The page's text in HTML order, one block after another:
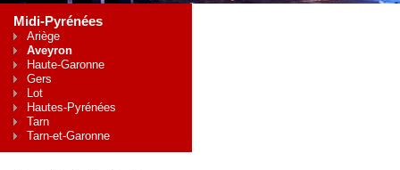
Midi-Pyrénées
Ariège
Aveyron
Haute-Garonne
Gers
Lot
Hautes-Pyrénées
Tarn
Tarn-et-Garonne